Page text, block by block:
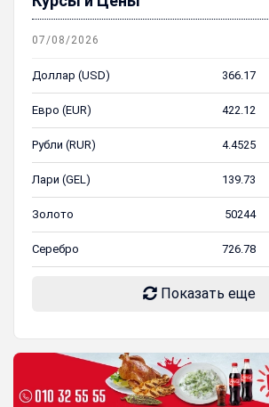
07/08/2026
Доллар (USD) 366.17
Евро (EUR) 422.12
Рубли (RUR) 4.4525
Лари (GEL) 139.73
Золото 50244
Серебро 726.78
Показать еще